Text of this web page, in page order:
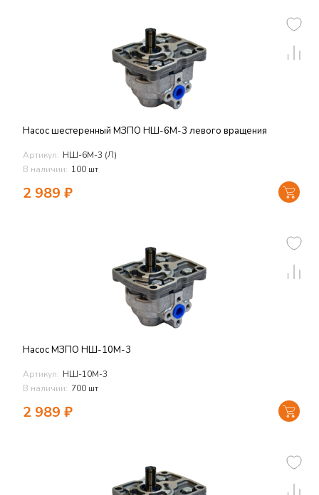
Насос шестеренный МЗПО НШ-6М-3 левого вращения
Артикул: НШ-6М-3 (Л)
В наличии: 100 шт
2 989 ₽
Насос МЗПО НШ-10М-3
Артикул: НШ-10М-3
В наличии: 700 шт
2 989 ₽